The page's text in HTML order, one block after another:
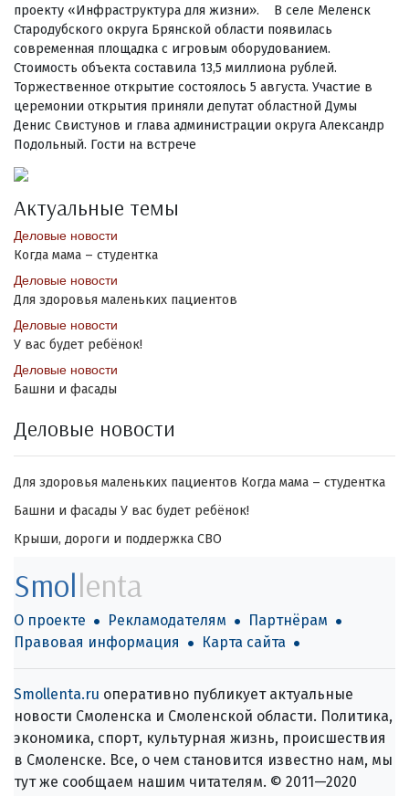
проекту «Инфраструктура для жизни». В селе Меленск
Стародубского округа Брянской области появилась
современная площадка с игровым оборудованием.
Стоимость объекта составила 13,5 миллиона рублей.
Торжественное открытие состоялось 5 августа. Участие в
церемонии открытия приняли депутат областной Думы
Денис Свистунов и глава администрации округа Александр
Подольный. Гости на встрече
Актуальные темы
Деловые новости
Когда мама – студентка
Деловые новости
Для здоровья маленьких пациентов
Деловые новости
У вас будет ребёнок!
Деловые новости
Башни и фасады
Деловые новости
Для здоровья маленьких пациентов Когда мама – студентка
Башни и фасады У вас будет ребёнок!
Крыши, дороги и поддержка СВО
Smollenta
О проекте Рекламодателям
Партнёрам
Правовая информация
Карта сайта
Smollenta.ru оперативно публикует актуальные
новости Смоленска и Смоленской области. Политика,
экономика, спорт, культурная жизнь, происшествия
в Смоленске. Все, о чем становится известно нам, мы
тут же сообщаем нашим читателям. © 2011—2020